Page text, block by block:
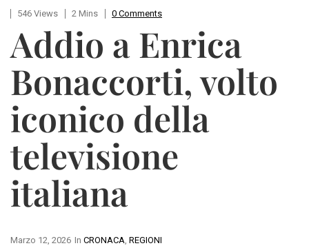
546 Views
2 Mins 0 Comments
Addio a Enrica
Bonaccorti, volto
iconico della
televisione
italiana
In CRONACA, REGIONI
Marzo 12, 2026